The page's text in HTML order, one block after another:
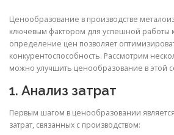
Ценообразование в производстве
ключевым фактором для успешной работы
определение цен позволяет
конкурентоспособность. Рассмотрим
можно улучшить ценообразование в этой
1. Анализ затрат
Первым шагом в ценообразовании
затрат, связанных с производством: